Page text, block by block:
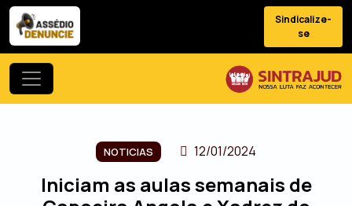
Sindicalize-
se
NOTICIAS 12/01/2024
Iniciam as aulas semanais de